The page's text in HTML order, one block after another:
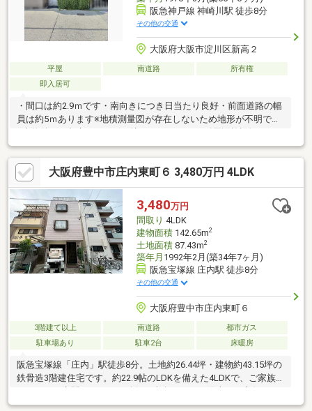
阪急神戸線 神崎川駅 徒歩8分
その他の交通
大阪府大阪市淀川区新高２
平屋 南道路
所有権
即入居可
・間口は約2.9ｍです・南向きにつき日当たり良好・前面道路の幅
員は約5ｍあります※地積測量図が存在しないため地形が不明です
ーパー万代淀川新高店まで徒歩2分・ＫＯＨＹＯ阪急三国店まで徒
歩11分・ロピア 新高店まで徒歩7分・阪急オアシス神崎川店まで
徒歩11分・スーパーマルハチ野中北店まで徒歩5分・ローソンま
で徒歩2分・ファミリーマートまで徒歩4分・十三市民病院まで徒
歩4分
大阪府豊中市庄内東町６ 3,480万円 4LDK
3,480万円
間取り 4LDK
建物面積142.65m2
土地面積87.43m2
築年月 1992年2月(築34年7ヶ月)
阪急宝塚線 庄内駅 徒歩8分
その他の交通
大阪府豊中市庄内東町６
3階建て以上 南道路
都市ガス
駐車場あり
駐車2台 床暖房
阪急宝塚線「庄内」駅徒歩8分。土地約26.44坪・建物約43.15坪の
鉄骨造3階建住宅です。約22.9帖のLDKを備えた4LDKで、ご家族
ーフバルコニー付きで開放感のある住まいです。駐車2台可（サイ